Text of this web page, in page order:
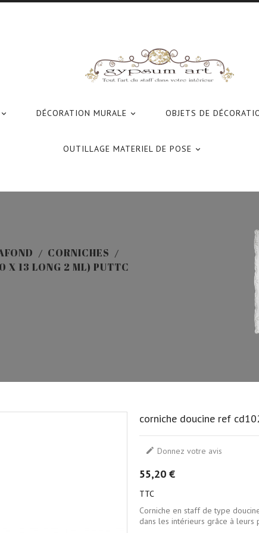
 
DÉCORATION MURALE OBJETS DE

OUTILLAGE MATERIEL DE POSE
CORNICHES
X 13 LONG 2 ML) PUTTC
corniche doucine ref
 Donnez votre avis
55,20 €
TTC
Corniche en staff de type
dans les intérieurs grâce à leurs